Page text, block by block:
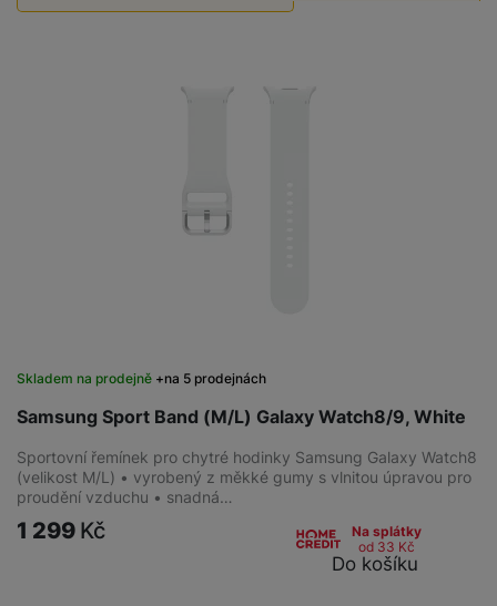
Samsung Sport Band (M/L) Galaxy Watch8/9, White
Skladem na prodejně na 5 prodejnách
Sportovní řemínek pro chytré hodinky Samsung Galaxy Watch8
(velikost M/L) • vyrobený z měkké gumy s vlnitou úpravou pro
proudění vzduchu • snadná…
1 299 Kč
Na splátky
od 33 Kč
Do košíku